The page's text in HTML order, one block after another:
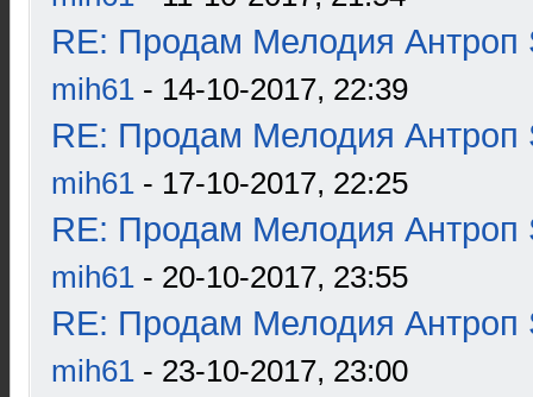
RE: Продам Мелодия Антроп
mih61 - 14-10-2017, 22:39
RE: Продам Мелодия Антроп
mih61 - 17-10-2017, 22:25
RE: Продам Мелодия Антроп
mih61 - 20-10-2017, 23:55
RE: Продам Мелодия Антроп
mih61 - 23-10-2017, 23:00